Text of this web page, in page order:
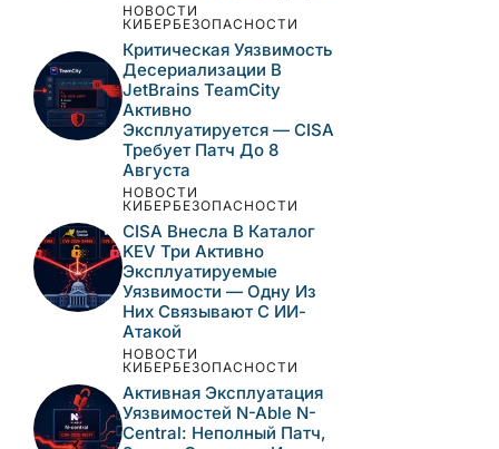
НОВОСТИ
КИБЕРБЕЗОПАСНОСТИ
Критическая Уязвимость
Десериализации В
JetBrains TeamCity
Активно
Эксплуатируется — CISA
Требует Патч До 8
Августа
НОВОСТИ
КИБЕРБЕЗОПАСНОСТИ
CISA Внесла В Каталог
KEV Три Активно
Эксплуатируемые
Уязвимости — Одну Из
Них Связывают С ИИ-
Атакой
НОВОСТИ
КИБЕРБЕЗОПАСНОСТИ
Активная Эксплуатация
Уязвимостей N-Able N-
Central: Неполный Патч,